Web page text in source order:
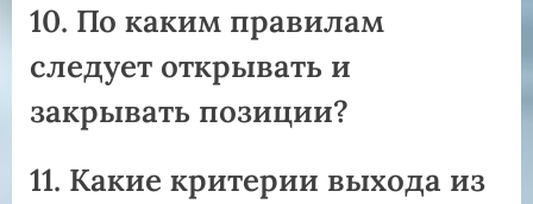
10. По каким правилам
следует открывать и
закрывать позиции?
11. Какие критерии выхода из